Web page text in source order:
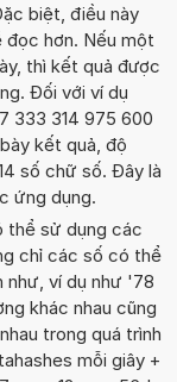
biệt, điều này
đọc hơn. Nếu một
thì kết quả được
Đối với ví dụ
333 314 975 600
kết quả, độ
số chữ số. Đây là
ứng dụng.
thể sử dụng các
chỉ các số có thể
như, ví dụ như '78
khác nhau cũng
trong quá trình
mỗi giây +